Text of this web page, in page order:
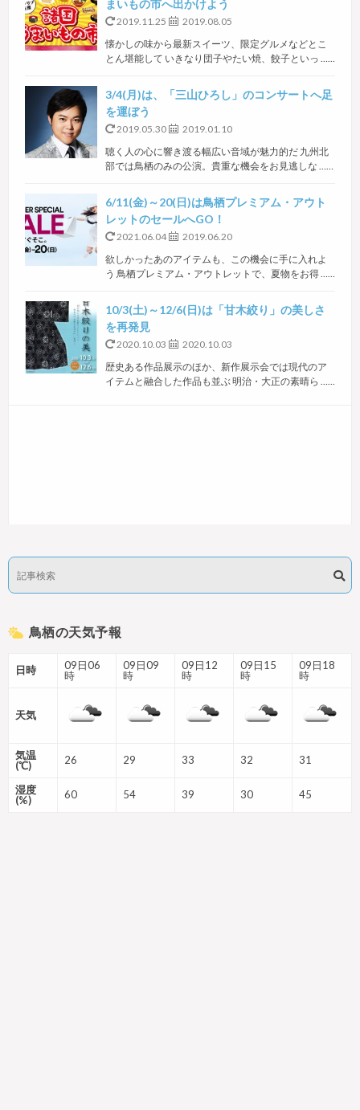
まいもの市へ出かけよう
2019.11.25
2019.08.05
懐かしの味から最新スイーツ、限定グルメなどとこ
とん堪能して いきなり団子やたい焼、餃子といっ ……
3/4(月)は、「三山ひろし」のコンサートへ足
を運ぼう
2019.05.30
2019.01.10
聴く人の心に響き渡る幅広い音域が魅力的だ 九州北
部では鳥栖のみの公演。貴重な機会をお見逃しな ……
6/11(金)～20(日)は鳥栖プレミアム・アウト
レットのセールへGO！
2021.06.04
2019.06.20
欲しかったあのアイテムも、この機会に手に入れよ
う 鳥栖プレミアム・アウトレットで、夏物をお得 ……
10/3(土)～12/6(日)は「甘木絞り」の美しさ
を再発見
2020.10.03
2020.10.03
歴史ある作品展示のほか、新作展示会では現代のア
イテムと融合した作品も並ぶ 明治・大正の素晴ら ……
鳥栖の天気予報
日時
09日06
時
09日09
時
09日12
時
09日15
時
09日18
時
天気
気温
(℃)
26 29 33 32 31
湿度
(%)
60 54 39 30 45